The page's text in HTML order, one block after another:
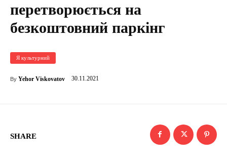
перетворюється на
безкоштовний паркінг
Я культурний
By Yehor Viskovatov 30.11.2021
SHARE